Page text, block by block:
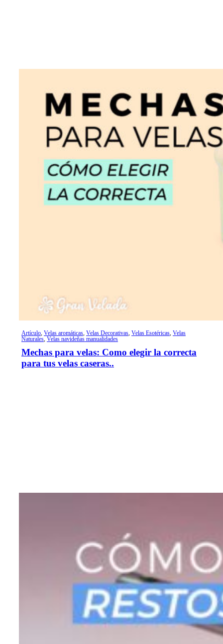
Artículo, Velas aromáticas, Velas Decorativas, Velas Esotéricas, Velas
Naturales, Velas navideñas manualidades
Mechas para velas: Como elegir la correcta
para tus velas caseras..